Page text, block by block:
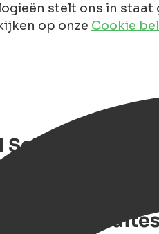
stelt ons in staat
op onze Cookie
stadscentrum
en luxe